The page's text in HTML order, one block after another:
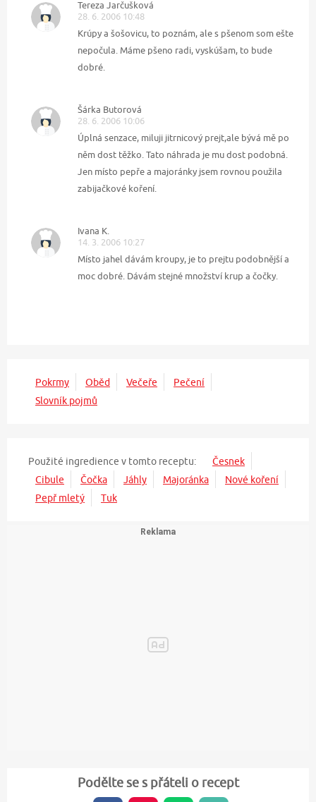
Tereza Jarčušková
28. 6. 2006 10:48
Krúpy a šošovicu, to poznám, ale s pšenom som ešte
nepočula. Máme pšeno radi, vyskúšam, to bude
dobré.
Šárka Butorová
28. 6. 2006 10:06
Úplná senzace, miluji jitrnicový prejt,ale bývá mě po
něm dost těžko. Tato náhrada je mu dost podobná.
Jen místo pepře a majoránky jsem rovnou použila
zabijačkové koření.
Ivana K.
14. 3. 2006 10:27
Místo jahel dávám kroupy, je to prejtu podobnější a
moc dobré. Dávám stejné množství krup a čočky.
Pokrmy Oběd Večeře
Pečení
Slovník pojmů
Použité ingredience v tomto receptu:
Česnek
Cibule
Čočka Jáhly Majoránka
Nové koření
Pepř mletý
Tuk
Podělte se s přáteli o recept